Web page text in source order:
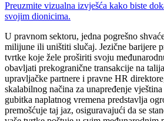
Preuzmite vizualna izvješća kako biste
svojim dionicima.
U pravnom sektoru, jedna pogrešno
milijune ili uništiti slučaj. Jezične barijere
tvrtke koje žele proširiti svoju
obavljati prekogranične transakcije na
upravljačke partnere i pravne HR
skalabilnog načina za unapređenje
gubitka naplatnog vremena predstavlja
premošćuje taj jaz, osiguravajući da se